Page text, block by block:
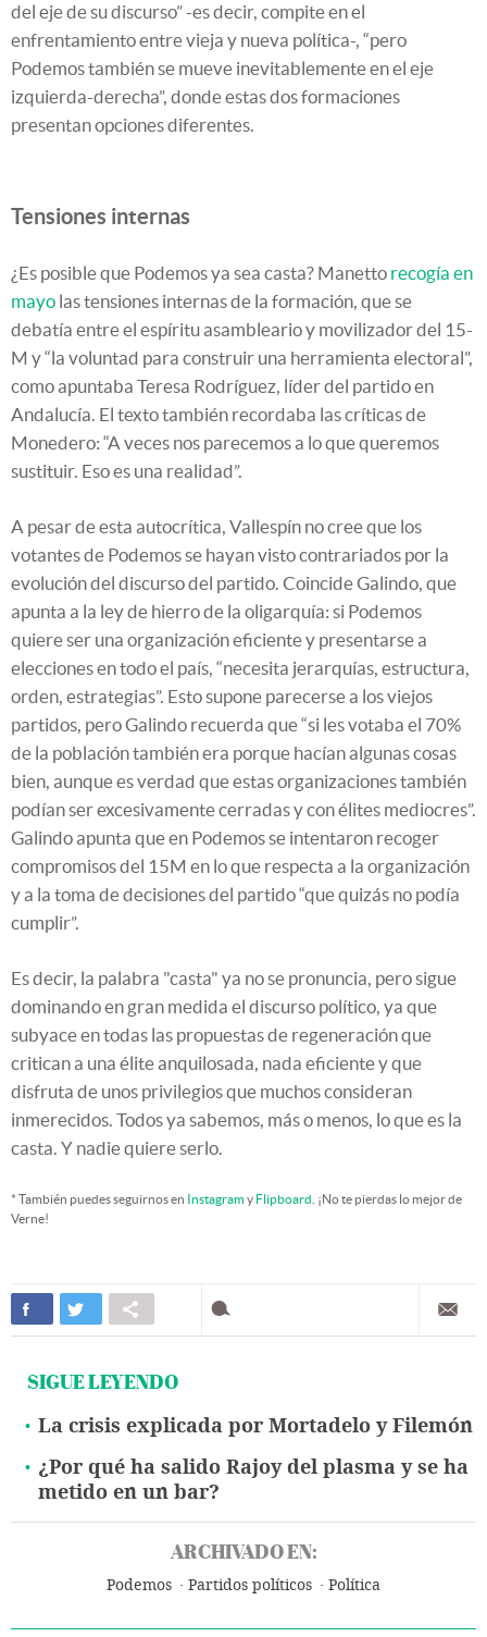
del eje de su discurso” -es decir, compite en el
enfrentamiento entre vieja y nueva política-, “pero
Podemos también se mueve inevitablemente en el eje
izquierda-derecha”, donde estas dos formaciones
presentan opciones diferentes.
Tensiones internas
¿Es posible que Podemos ya sea casta? Manetto recogía en
mayo las tensiones internas de la formación, que se
debatía entre el espíritu asambleario y movilizador del 15-
M y “la voluntad para construir una herramienta electoral”,
como apuntaba Teresa Rodríguez, líder del partido en
Andalucía. El texto también recordaba las críticas de
Monedero: “A veces nos parecemos a lo que queremos
sustituir. Eso es una realidad”.
A pesar de esta autocrítica, Vallespín no cree que los
votantes de Podemos se hayan visto contrariados por la
evolución del discurso del partido. Coincide Galindo, que
apunta a la ley de hierro de la oligarquía: si Podemos
quiere ser una organización eficiente y presentarse a
elecciones en todo el país, “necesita jerarquías, estructura,
orden, estrategias”. Esto supone parecerse a los viejos
partidos, pero Galindo recuerda que “si les votaba el 70%
de la población también era porque hacían algunas cosas
bien, aunque es verdad que estas organizaciones también
podían ser excesivamente cerradas y con élites mediocres”.
Galindo apunta que en Podemos se intentaron recoger
compromisos del 15M en lo que respecta a la organización
y a la toma de decisiones del partido “que quizás no podía
cumplir”.
Es decir, la palabra "casta" ya no se pronuncia, pero sigue
dominando en gran medida el discurso político, ya que
subyace en todas las propuestas de regeneración que
critican a una élite anquilosada, nada eficiente y que
disfruta de unos privilegios que muchos consideran
inmerecidos. Todos ya sabemos, más o menos, lo que es la
casta. Y nadie quiere serlo.
* También puedes seguirnos en Instagramy Flipboard . ¡No te pierdas lo mejor de
Verne!
SIGUE LEYENDO
La crisis explicada por Mortadelo y Filemón
¿Por qué ha salido Rajoy del plasma y se ha
metido en un bar?
ARCHIVADO EN:
Podemos Partidos políticos Política